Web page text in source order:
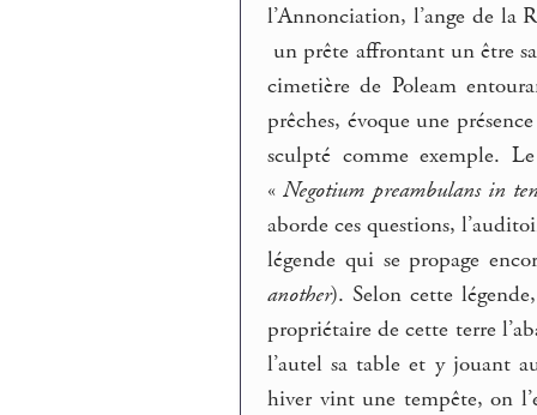
l’Annonciation, l’ange de la
un prête affrontant un être
cimetière de Poleam
prêches, évoque une
sculpté comme exemple.
«Negotium preambulans in
aborde ces questions,
légende qui se propage
another). Selon cette
propriétaire de cette terre
l’autel sa table et y jouant
hiver vint une tempête, on